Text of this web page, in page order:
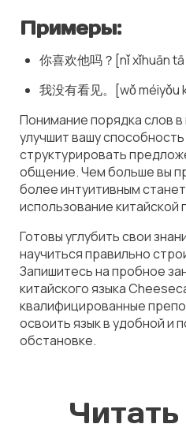
Примеры:
你喜欢他吗？[nǐ xǐhuān
我没有看见。[wǒ
Понимание порядка слов в
улучшит вашу
структурировать
общение. Чем больше вы
более интуитивным
использование китайской
Готовы углубить свои
научиться правильно
Запишитесь на пробное
китайского языка
квалифицированные
освоить язык в удобной
обстановке.